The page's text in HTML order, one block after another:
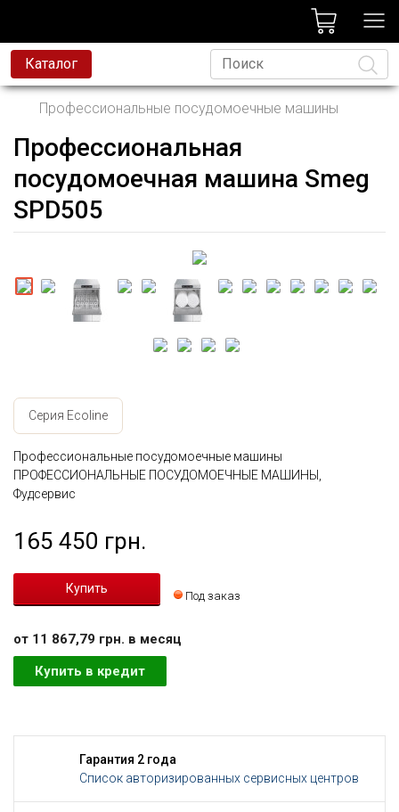
Каталог
Профессиональные посудомоечные машины
Профессиональная
посудомоечная машина Smeg
SPD505
Серия Ecoline
Профессиональные посудомоечные машины
ПРОФЕССИОНАЛЬНЫЕ ПОСУДОМОЕЧНЫЕ МАШИНЫ,
Фудсервис
165 450 грн.
Под заказ
от 11 867,79 грн. в месяц
Купить в кредит
Гарантия 2 года
Список авторизированных сервисных центров